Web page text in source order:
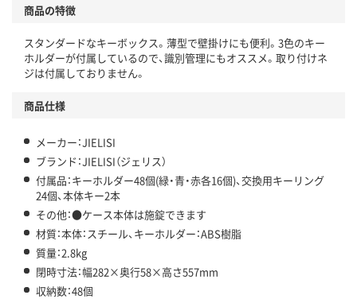
商品の特徴
スタンダードなキーボックス。薄型で壁掛けにも便利。3色のキー
ホルダーが付属しているので、識別管理にもオススメ。取り付けネ
ジは付属しておりません。
商品仕様
メーカー：JIELISI
ブランド：JIELISI（ジェリス）
付属品：キーホルダー48個(緑・青・赤各16個)、交換用キーリング
24個、本体キー2本
その他：●ケース本体は施錠できます
材質：本体：スチール、キーホルダー：ABS樹脂
質量：2.8kg
閉時寸法：幅282×奥行58×高さ557mm
収納数：48個